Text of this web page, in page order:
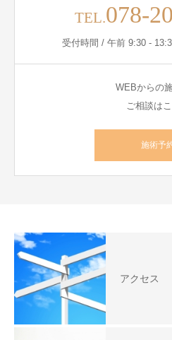
TEL.078-
受付時間 / 午前 9:30 -
WEBからの
ご相談は
施術予
アクセス